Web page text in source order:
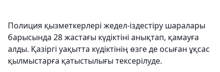
Полиция қызметкерлері жедел-іздестіру шаралары
барысында 28 жастағы күдіктіні анықтап, қамауға
алды. Қазіргі уақытта күдіктінің өзге де осыған ұқсас
қылмыстарға қатыстылығы тексерілуде.